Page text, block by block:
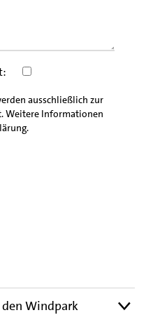
ausschließlich zur
Weitere Informationen
Windpark